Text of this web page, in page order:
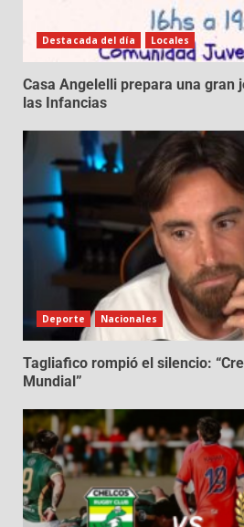
Destacada del día Locales
Casa Angelelli prepara una gran
las Infancias
Deporte Nacionales
Tagliafico rompió el silencio:
Mundial”